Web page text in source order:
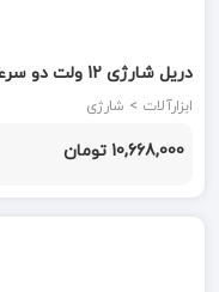
KENZAX
ابزارآلات > شارژی
10,668,000 تومان